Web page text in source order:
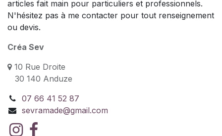
articles fait main pour particuliers et professionnels.
N'hésitez pas à me contacter pour tout renseignement
ou devis.
Créa Sev
10 Rue Droite
30 140 Anduze
07 66 41 52 87
sevramade@gmail.com